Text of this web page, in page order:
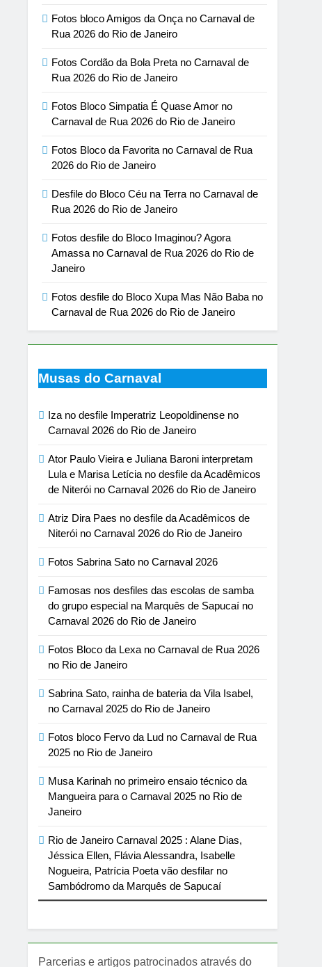
Fotos bloco Amigos da Onça no Carnaval de
Rua 2026 do Rio de Janeiro
Fotos Cordão da Bola Preta no Carnaval de
Rua 2026 do Rio de Janeiro
Fotos Bloco Simpatia É Quase Amor no
Carnaval de Rua 2026 do Rio de Janeiro
Fotos Bloco da Favorita no Carnaval de Rua
2026 do Rio de Janeiro
Desfile do Bloco Céu na Terra no Carnaval de
Rua 2026 do Rio de Janeiro
Fotos desfile do Bloco Imaginou? Agora
Amassa no Carnaval de Rua 2026 do Rio de
Janeiro
Fotos desfile do Bloco Xupa Mas Não Baba no
Carnaval de Rua 2026 do Rio de Janeiro
Musas do Carnaval
Iza no desfile Imperatriz Leopoldinense no
Carnaval 2026 do Rio de Janeiro
Ator Paulo Vieira e Juliana Baroni interpretam
Lula e Marisa Letícia no desfile da Acadêmicos
de Niterói no Carnaval 2026 do Rio de Janeiro
Atriz Dira Paes no desfile da Acadêmicos de
Niterói no Carnaval 2026 do Rio de Janeiro
Fotos Sabrina Sato no Carnaval 2026
Famosas nos desfiles das escolas de samba
do grupo especial na Marquês de Sapucaí no
Carnaval 2026 do Rio de Janeiro
Fotos Bloco da Lexa no Carnaval de Rua 2026
no Rio de Janeiro
Sabrina Sato, rainha de bateria da Vila Isabel,
no Carnaval 2025 do Rio de Janeiro
Fotos bloco Fervo da Lud no Carnaval de Rua
2025 no Rio de Janeiro
Musa Karinah no primeiro ensaio técnico da
Mangueira para o Carnaval 2025 no Rio de
Janeiro
Rio de Janeiro Carnaval 2025 : Alane Dias,
Jéssica Ellen, Flávia Alessandra, Isabelle
Nogueira, Patrícia Poeta vão desfilar no
Sambódromo da Marquês de Sapucaí
Parcerias e artigos patrocinados através do